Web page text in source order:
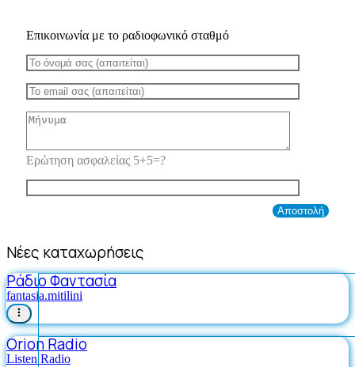
Επικοινωνία με το ραδιοφωνικό σταθμό
Ερώτηση ασφαλείας 5+5=?
Νέες καταχωρήσεις
Ράδιο Φαντασία
fantasia.mitilini
Orion Radio
Listen Radio